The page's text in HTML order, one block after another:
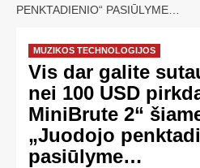
PENKTADIENIO“ PASIŪLYME…
MUZIKOS TECHNOLOGIJOS
Vis dar galite
nei 100 USD
MiniBrute 2“
„Juodojo
pasiūlyme…